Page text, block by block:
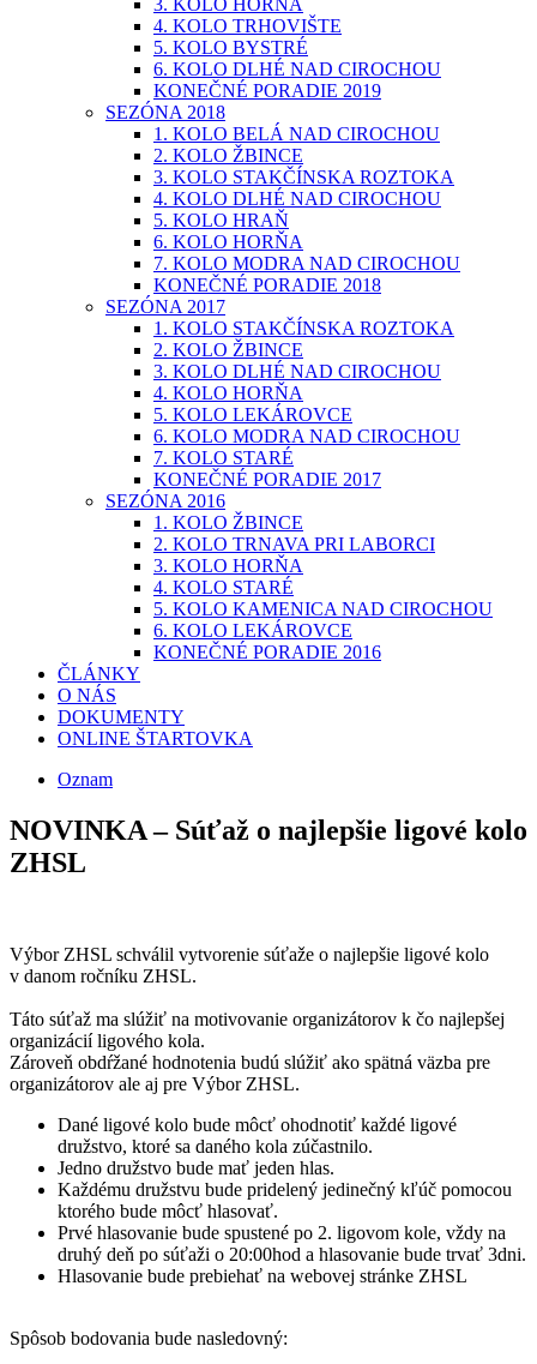
3. KOLO HORŇA
4. KOLO TRHOVIŠTE
5. KOLO BYSTRÉ
6. KOLO DLHÉ NAD CIROCHOU
KONEČNÉ PORADIE 2019
SEZÓNA 2018
1. KOLO BELÁ NAD CIROCHOU
2. KOLO ŽBINCE
3. KOLO STAKČÍNSKA ROZTOKA
4. KOLO DLHÉ NAD CIROCHOU
5. KOLO HRAŇ
6. KOLO HORŇA
7. KOLO MODRA NAD CIROCHOU
KONEČNÉ PORADIE 2018
SEZÓNA 2017
1. KOLO STAKČÍNSKA ROZTOKA
2. KOLO ŽBINCE
3. KOLO DLHÉ NAD CIROCHOU
4. KOLO HORŇA
5. KOLO LEKÁROVCE
6. KOLO MODRA NAD CIROCHOU
7. KOLO STARÉ
KONEČNÉ PORADIE 2017
SEZÓNA 2016
1. KOLO ŽBINCE
2. KOLO TRNAVA PRI LABORCI
3. KOLO HORŇA
4. KOLO STARÉ
5. KOLO KAMENICA NAD CIROCHOU
6. KOLO LEKÁROVCE
KONEČNÉ PORADIE 2016
ČLÁNKY
O NÁS
DOKUMENTY
ONLINE ŠTARTOVKA
Oznam
NOVINKA – Súťaž o najlepšie ligové kolo
ZHSL
Výbor ZHSL schválil vytvorenie súťaže o najlepšie ligové kolo
v danom ročníku ZHSL.
Táto súťaž ma slúžiť na motivovanie organizátorov k čo najlepšej
organizácií ligového kola.
Zároveň obdŕžané hodnotenia budú slúžiť ako spätná väzba pre
organizátorov ale aj pre Výbor ZHSL.
Dané ligové kolo bude môcť ohodnotiť každé ligové
družstvo, ktoré sa daného kola zúčastnilo.
Jedno družstvo bude mať jeden hlas.
Každému družstvu bude pridelený jedinečný kľúč pomocou
ktorého bude môcť hlasovať.
Prvé hlasovanie bude spustené po 2. ligovom kole, vždy na
druhý deň po súťaži o 20:00hod a hlasovanie bude trvať 3dni.
Hlasovanie bude prebiehať na webovej stránke ZHSL
Spôsob bodovania bude nasledovný: